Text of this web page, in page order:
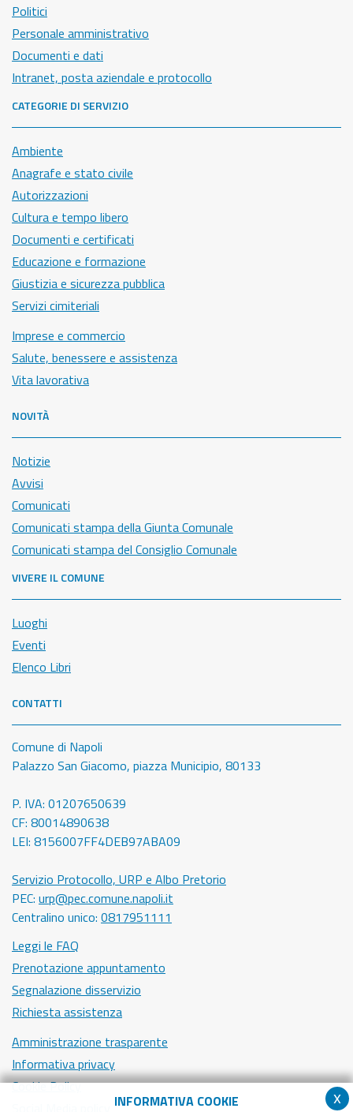
x
INFORMATIVA COOKIE
Politici
Personale amministrativo
Documenti e dati
Intranet, posta aziendale e protocollo
CATEGORIE DI SERVIZIO
Ambiente
Anagrafe e stato civile
Autorizzazioni
Cultura e tempo libero
Documenti e certificati
Educazione e formazione
Giustizia e sicurezza pubblica
Servizi cimiteriali
Imprese e commercio
Salute, benessere e assistenza
Vita lavorativa
NOVITÀ
Notizie
Avvisi
Comunicati
Comunicati stampa della Giunta Comunale
Comunicati stampa del Consiglio Comunale
VIVERE IL COMUNE
Luoghi
Eventi
Elenco Libri
CONTATTI
Comune di Napoli
Palazzo San Giacomo, piazza Municipio, 80133
P. IVA: 01207650639
CF: 80014890638
LEI: 8156007FF4DEB97ABA09
Servizio Protocollo, URP e Albo Pretorio
PEC: urp@pec.comune.napoli.it
Centralino unico: 0817951111
Leggi le FAQ
Prenotazione appuntamento
Segnalazione disservizio
Richiesta assistenza
Amministrazione trasparente
Informativa privacy
Cookie Policy